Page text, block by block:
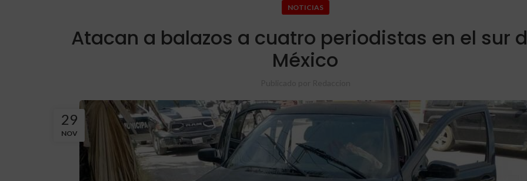
NOTICIAS
Atacan a balazos a cuatro periodistas en el sur
México
29
NOV